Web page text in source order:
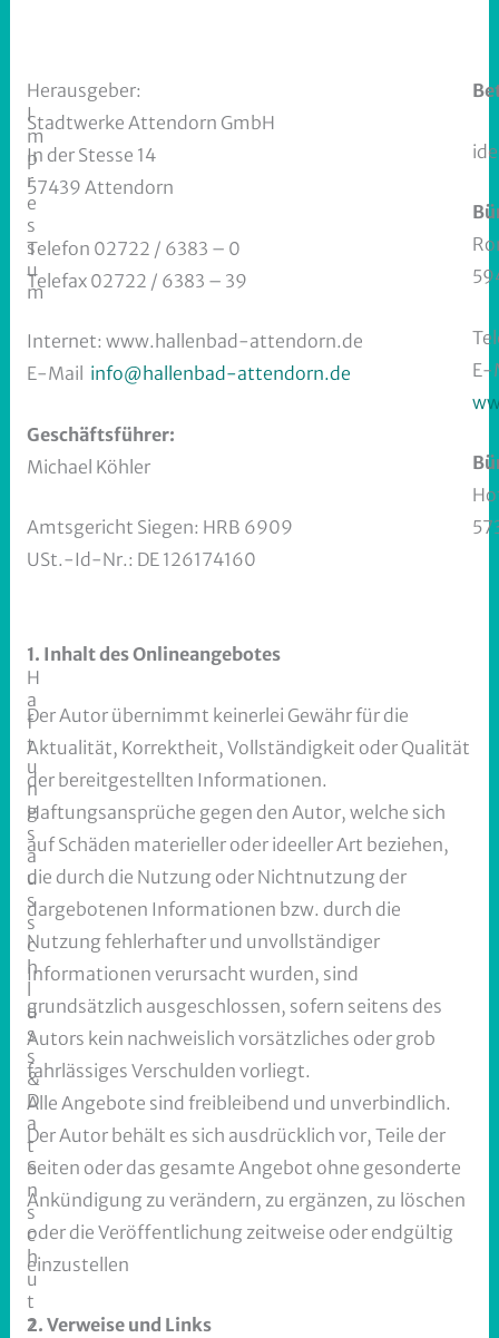
I
m
p
r
e
s
s
u
m
Herausgeber:
Stadtwerke Attendorn GmbH
In der Stesse 14
57439 Attendorn
Telefon 02722 / 6383 – 0
Telefax 02722 / 6383 – 39
Internet: www.hallenbad-attendorn.de
E-Mail info@hallenbad-attendorn.de
Geschäftsführer:
Michael Köhler
Amtsgericht Siegen: HRB 6909
USt.-Id-Nr.: DE 126174160
E-
H
a
f
t
u
n
g
s
a
u
s
s
c
h
l
u
s
s
&
D
a
t
e
n
s
c
h
u
t
z
1. Inhalt des Onlineangebotes
Der Autor übernimmt keinerlei Gewähr für die
Aktualität, Korrektheit, Vollständigkeit oder Qualität
der bereitgestellten Informationen.
Haftungsansprüche gegen den Autor, welche sich
auf Schäden materieller oder ideeller Art beziehen,
die durch die Nutzung oder Nichtnutzung der
dargebotenen Informationen bzw. durch die
Nutzung fehlerhafter und unvollständiger
Informationen verursacht wurden, sind
grundsätzlich ausgeschlossen, sofern seitens des
Autors kein nachweislich vorsätzliches oder grob
fahrlässiges Verschulden vorliegt.
Alle Angebote sind freibleibend und unverbindlich.
Der Autor behält es sich ausdrücklich vor, Teile der
Seiten oder das gesamte Angebot ohne gesonderte
Ankündigung zu verändern, zu ergänzen, zu löschen
oder die Veröffentlichung zeitweise oder endgültig
einzustellen
2. Verweise und Links